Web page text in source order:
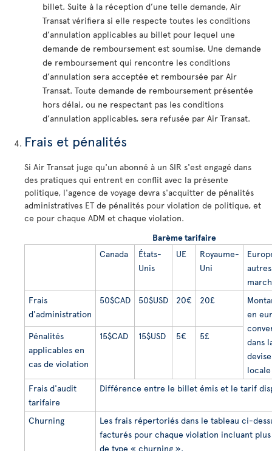
billet. Suite à la réception d’une telle demande, Air
Transat vérifiera si elle respecte toutes les conditions
d’annulation applicables au billet pour lequel une
demande de remboursement est soumise. Une demande
de remboursement qui rencontre les conditions
d’annulation sera acceptée et remboursée par Air
Transat. Toute demande de remboursement présentée
hors délai, ou ne respectant pas les conditions
d’annulation applicables, sera refusée par Air Transat.
Frais et pénalités
Si Air Transat juge qu'un abonné à un SIR s'est engagé dans
des pratiques qui entrent en conflit avec la présente
politique, l'agence de voyage devra s'acquitter de pénalités
administratives ET de pénalités pour violation de politique, et
ce pour chaque ADM et chaque violation.
Barème tarifaire
Canada
États-
Unis
UE
Royaume-
Uni
autres
Frais
d'administration
50$CAD 50$USD 20€ 20£
en
dans
devise
locale
Pénalités
applicables en
cas de violation
15$CAD 15$USD 5€ 5£
Frais d'audit
tarifaire
Différence entre le billet émis et le tarif
Churning
Les frais répertoriés dans le tableau ci-
facturés pour chaque violation incluant
de type « churning ».